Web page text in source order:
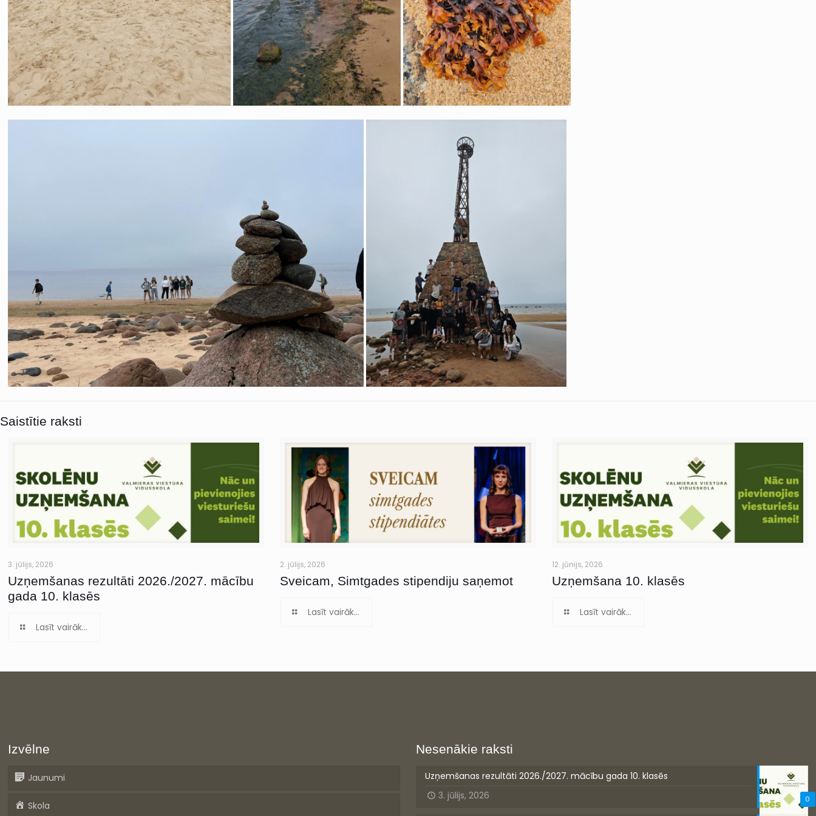
Saistītie raksti
3. jūlijs, 2026
Uzņemšanas rezultāti 2026./2027. mācību
gada 10. klasēs
Lasīt vairāk...
2. jūlijs, 2026
Sveicam, Simtgades stipendiju saņemot
Lasīt vairāk...
12. jūnijs, 2026
Uzņemšana 10. klasēs
Lasīt vairāk...
Izvēlne
Jaunumi
Skola
Nesenākie raksti
0
Uzņemšanas rezultāti 2026./2027. mācību gada 10. klasēs
3. jūlijs, 2026